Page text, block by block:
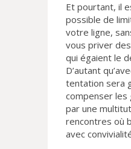
Et pourtant, il
possible de
votre ligne,
vous priver
qui égaient le
D’autant
tentation sera
compenser les
par une
rencontres où
avec